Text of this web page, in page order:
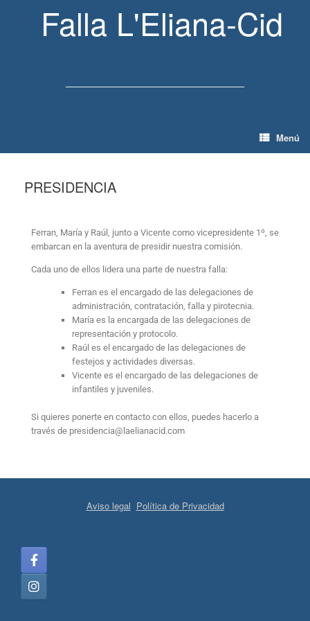
Falla L'Eliana-Cid
Menú
PRESIDENCIA
Ferran, María y Raúl, junto a Vicente como vicepresidente 1º, se
embarcan en la aventura de presidir nuestra comisión.
Cada uno de ellos lidera una parte de nuestra falla:
Ferran es el encargado de las delegaciones de
administración, contratación, falla y pirotecnia.
María es la encargada de las delegaciones de
representación y protocolo.
Raúl es el encargado de las delegaciones de
festejos y actividades diversas.
Vicente es el encargado de las delegaciones de
infantiles y juveniles.
Si quieres ponerte en contacto con ellos, puedes hacerlo a
través de presidencia@laelianacid.com
Aviso legal Política de Privacidad